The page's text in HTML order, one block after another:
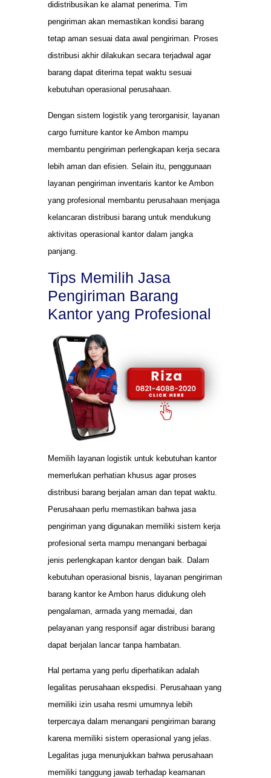
didistribusikan ke alamat penerima. Tim
pengiriman akan memastikan kondisi barang
tetap aman sesuai data awal pengiriman. Proses
distribusi akhir dilakukan secara terjadwal agar
barang dapat diterima tepat waktu sesuai
kebutuhan operasional perusahaan.
Dengan sistem logistik yang terorganisir, layanan
cargo furniture kantor ke Ambon mampu
membantu pengiriman perlengkapan kerja secara
lebih aman dan efisien. Selain itu, penggunaan
layanan pengiriman inventaris kantor ke Ambon
yang profesional membantu perusahaan menjaga
kelancaran distribusi barang untuk mendukung
aktivitas operasional kantor dalam jangka
panjang.
Tips Memilih Jasa
Pengiriman Barang
Kantor yang Profesional
Memilih layanan logistik untuk kebutuhan kantor
memerlukan perhatian khusus agar proses
distribusi barang berjalan aman dan tepat waktu.
Perusahaan perlu memastikan bahwa jasa
pengiriman yang digunakan memiliki sistem kerja
profesional serta mampu menangani berbagai
jenis perlengkapan kantor dengan baik. Dalam
kebutuhan operasional bisnis, layanan pengiriman
barang kantor ke Ambon harus didukung oleh
pengalaman, armada yang memadai, dan
pelayanan yang responsif agar distribusi barang
dapat berjalan lancar tanpa hambatan.
Hal pertama yang perlu diperhatikan adalah
legalitas perusahaan ekspedisi. Perusahaan yang
memiliki izin usaha resmi umumnya lebih
terpercaya dalam menangani pengiriman barang
karena memiliki sistem operasional yang jelas.
Legalitas juga menunjukkan bahwa perusahaan
memiliki tanggung jawab terhadap keamanan